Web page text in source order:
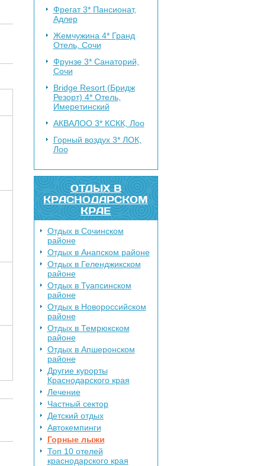
Фрегат 3* Пансионат,
Адлер
Жемчужина 4* Гранд
Отель, Сочи
Фрунзе 3* Санаторий,
Сочи
Bridge Resort (Бридж
Резорт) 4* Отель,
Имеретинский
АКВАЛОО 3* КСКК, Лоо
Горный воздух 3* ЛОК,
Лоо
ОТДЫХ В
КРАСНОДАРСКОМ
КРАЕ
Отдых в Сочинском
районе
Отдых в Анапском районе
Отдых в Геленджикском
районе
Отдых в Туапсинском
районе
Отдых в Новороссийском
районе
Отдых в Темрюкском
районе
Отдых в Апшеронском
районе
Другие курорты
Краснодарского края
Лечение
Частный сектор
Детский отдых
Автокемпинги
Горные лыжи
Топ 10 отелей
краснодарского края